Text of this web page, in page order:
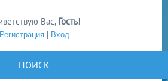
Вас, Гость!
Регистрация| Вход
ПОИСК